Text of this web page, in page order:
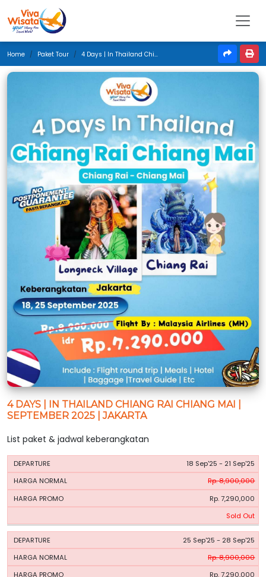
Home Paket Tour 4 Days | In Thailand Chiang Rai Chiang Mai | September 2025 | Jakarta
4 DAYS | IN THAILAND CHIANG RAI CHIANG MAI |
SEPTEMBER 2025 | JAKARTA
List paket & jadwal keberangkatan
PERIODE
HARGA
18 Sep'25 - 21 Sep'25
Rp. 8,900,000
Rp. 7,290,000
Sold Out
25 Sep'25 - 28 Sep'25
Rp. 8,900,000
Rp. 7,290,000